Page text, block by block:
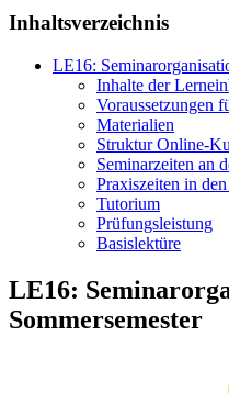
Inhaltsverzeichnis
LE16:
Inhalte der
Voraussetzungen
Materialien
Struktur Online-
Seminarzeiten an
Praxiszeiten in
Tutorium
Prüfungsleistung
Basislektüre
LE16:
Sommersemester